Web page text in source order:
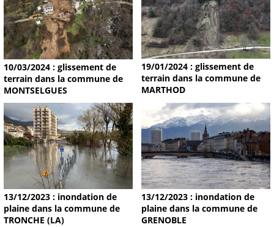
10/03/2024 : glissement de
terrain dans la commune de
MONTSELGUES
19/01/2024 : glissement de
terrain dans la commune de
MARTHOD
13/12/2023 : inondation de
plaine dans la commune de
TRONCHE (LA)
13/12/2023 : inondation de
plaine dans la commune de
GRENOBLE